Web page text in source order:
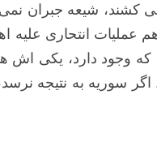
کشند، شیعه جبران
انتحاری علیه
دارد، یکی اش
سوریه به نتیجه